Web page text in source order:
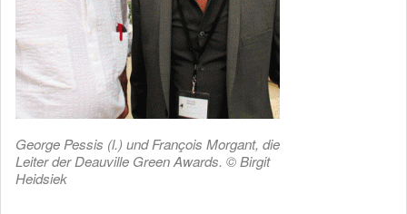
George Pessis (l.) und François Morgant, die
Leiter der Deauville Green Awards. © Birgit
Heidsiek